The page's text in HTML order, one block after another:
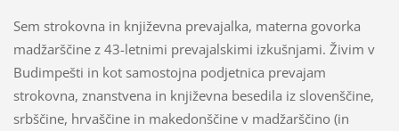
Sem strokovna in književna prevajalka, materna govorka
madžarščine z 43-letnimi prevajalskimi izkušnjami. Živim v
Budimpešti in kot samostojna podjetnica prevajam
strokovna, znanstvena in književna besedila iz slovenščine,
srbščine, hrvaščine in makedonščine v madžarščino (in